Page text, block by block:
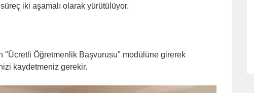
iki aşamalı olarak yürütülüyor.
"Ücretli Öğretmenlik Başvurusu" modülüne girerek
kaydetmeniz gerekir.